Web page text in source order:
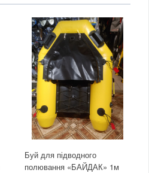
Буй для підводного
полювання «БАЙДАК» 1м